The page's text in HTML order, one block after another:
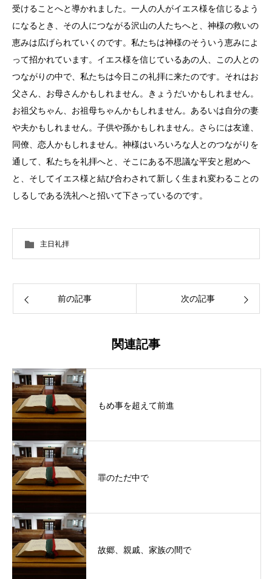
受けることへと導かれました。一人の人がイエス様を信じるよう
になるとき、その人につながる沢山の人たちへと、神様の救いの
恵みは広げられていくのです。私たちは神様のそういう恵みによ
って招かれています。イエス様を信じているあの人、この人との
つながりの中で、私たちは今日この礼拝に来たのです。それはお
父さん、お母さんかもしれません。きょうだいかもしれません。
お祖父ちゃん、お祖母ちゃんかもしれません。あるいは自分の妻
や夫かもしれません。子供や孫かもしれません。さらには友達、
同僚、恋人かもしれません。神様はいろいろな人とのつながりを
通して、私たちを礼拝へと、そこにある不思議な平安と慰めへ
と、そしてイエス様と結び合わされて新しく生まれ変わることの
しるしである洗礼へと招いて下さっているのです。
主日礼拝
前の記事 次の記事
関連記事
もめ事を超えて前進
罪のただ中で
故郷、親戚、家族の間で